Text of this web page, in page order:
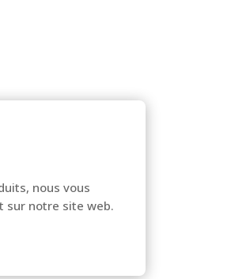
nous vous
sur notre site web.